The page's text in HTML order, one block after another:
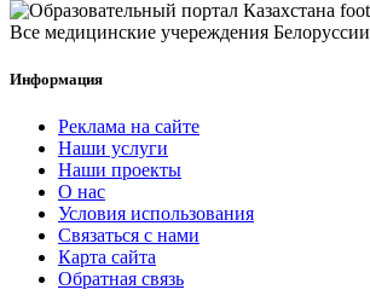
Все медицинские учереждения Белоруссии
Информация
Реклама на сайте
Наши услуги
Наши проекты
О нас
Условия использования
Связаться с нами
Карта сайта
Обратная связь